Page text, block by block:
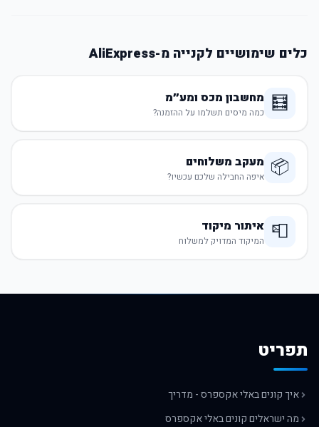
כלים שימושיים לקנייה מ-AliExpress
🧮 מחשבון מכס ומע״מ
כמה מיסים תשלמו על ההזמנה?
📦 מעקב משלוחים
איפה החבילה שלכם עכשיו?
📮 איתור מיקוד
המיקוד המדויק למשלוח
תפריט
איך קונים באלי אקספרס - מדריך
מה ישראלים קונים באלי אקספרס